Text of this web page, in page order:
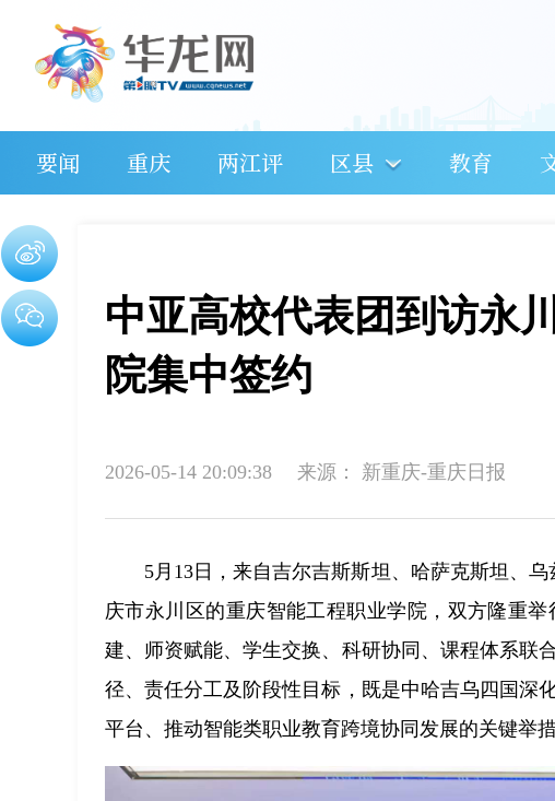
要闻 重庆 两江评 区县 教育
中亚高校代表团到访永
院集中签约
2026-05-14 20:09:38 来源： 新重庆-重庆日报
5月13日，来自吉尔吉斯斯坦、哈萨克斯坦、
庆市永川区的重庆智能工程职业学院，双方隆重
建、师资赋能、学生交换、科研协同、课程体系联
径、责任分工及阶段性目标，既是中哈吉乌四国深
平台、推动智能类职业教育跨境协同发展的关键举措